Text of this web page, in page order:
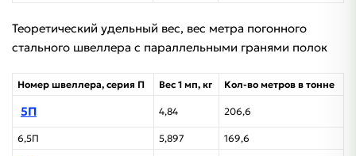
Теоретический удельный вес, вес метра погонного
стального швеллера с параллельными гранями полок
Номер швеллера, серия П Вес 1 мп, кг Кол-во метров в тонне
5П 4,84 206,6
6,5П 5,897 169,6